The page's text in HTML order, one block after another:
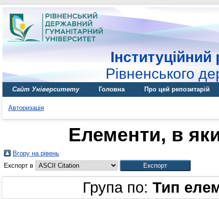
Інституційний
Рівненського
Сайт Університету Головна Про цей репозитарій
Авторизація
Елементи, в
Вгору на рівень
Експорт в
Група по: Тип